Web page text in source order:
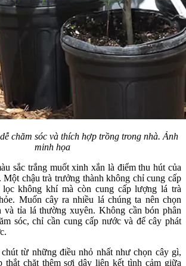
chăm sóc và thích hợp trồng trong nhà. Ảnh
minh họa
sắc trắng muốt xinh xắn là điểm thu hút của
Một chậu trà trưởng thành không chỉ cung cấp
lọc không khí mà còn cung cấp lượng lá trà
Muốn cây ra nhiều lá chúng ta nên chọn
và tỉa lá thường xuyên. Không cần bón phân
sóc, chỉ cần cung cấp nước và để cây phát
từ những điều nhỏ nhất như chọn cây gì,
thắt chặt thêm sợi dây liên kết tình cảm giữa